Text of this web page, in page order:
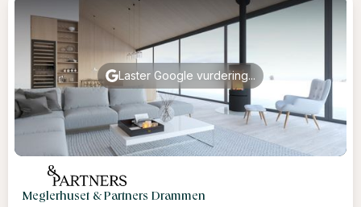
Laster Google vurdering...
Meglerhuset & Partners Drammen